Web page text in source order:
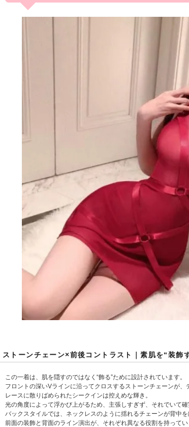
ストーンチェーン×前後コントラスト｜素肌を“装飾
この一着は、肌を隠すのではなく“飾る”ために設計されています。
フロントの深いVラインに沿ってクロスするストーンチェーンが、
レースに散りばめられたシークインは控えめな輝き。
光の角度によって浮かび上がるため、主張しすぎず、それでいて確
バックスタイルでは、ネックレスのように揺れるチェーンが背中を
前面の装飾と背面のライン演出が、それぞれ異なる役割を持ってい